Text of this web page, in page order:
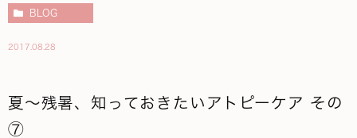
BLOG
2017.08.28
夏～残暑、知っておきたいアトピーケア その
⑦